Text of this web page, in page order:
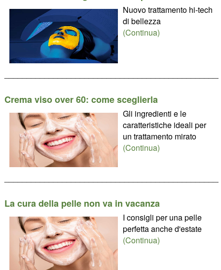
Nuovo trattamento hi-tech
di bellezza
(Continua)
Crema viso over 60: come sceglierla
Gli ingredienti e le
caratteristiche ideali per
un trattamento mirato
(Continua)
La cura della pelle non va in vacanza
I consigli per una pelle
perfetta anche d'estate
(Continua)